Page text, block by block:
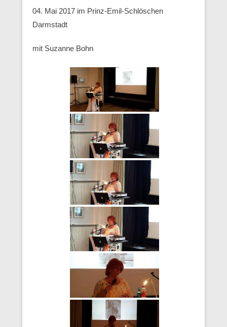
04. Mai 2017 im Prinz-Emil-Schlöschen
Darmstadt
mit Suzanne Bohn